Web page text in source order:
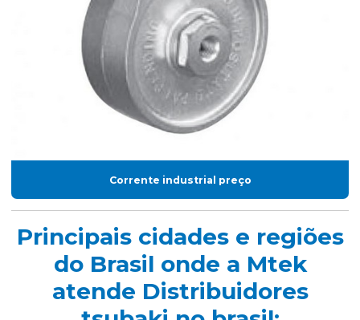
Corrente industrial preço
Principais cidades e regiões
do Brasil onde a Mtek
atende Distribuidores